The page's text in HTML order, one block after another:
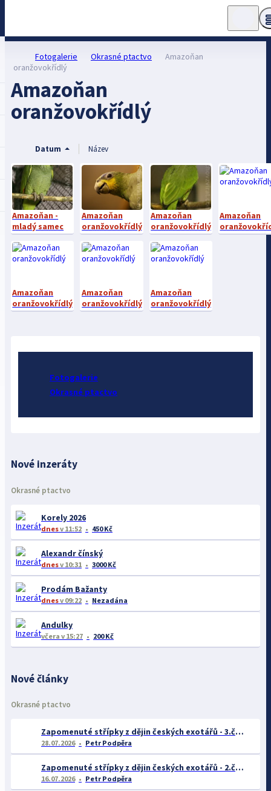
Fotogalerie Okrasné ptactvo
Amazoňan
oranžovokřídlý
Amazoňan
oranžovokřídlý
Datum Název
Amazoňan -
mladý samec
Amazoňan
oranžovokřídlý
Amazoňan
oranžovokřídlý
Amazoňan
Amazoňan
oranžovokřídlý
Amazoňan
oranžovokřídlý
Amazoňan
oranžovokřídlý
Fotogalerie
Okrasné ptactvo
Nové inzeráty
Okrasné ptactvo
Korely 2026
dnesv 11:52 450 Kč
Alexandr čínský
dnesv 10:31 3000 Kč
Prodám Bažanty
dnesv 09:22 Nezadána
Andulky
včera v 15:27 200 Kč
Nové články
Okrasné ptactvo
Zapomenuté střípky z dějin českých exotářů - 3.část
28.07.2026 Petr Podpěra
Zapomenuté střípky z dějin českých exotářů - 2.část
16.07.2026 Petr Podpěra